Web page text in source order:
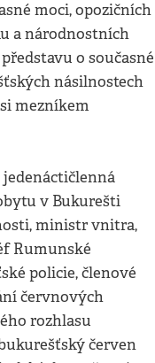
moci, opozičních
a národnostních
o současné
násilnostech
mezníkem
jedenáctičlenná
v Bukurešti
ministr vnitra,
Rumunské
policie, členové
červnových
rozhlasu
červen